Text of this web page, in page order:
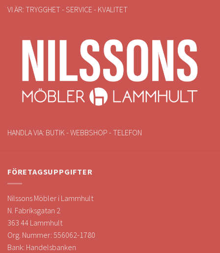
VI ÄR: TRYGGHET - SERVICE - KVALITET
HANDLA VIA: BUTIK - WEBBSHOP - TELEFON
FÖRETAGSUPPGIFTER
Nilssons Möbler i Lammhult
N. Fabriksgatan 2
363 44 Lammhult
Org. Nummer: 556062-1780
Bank: Handelsbanken